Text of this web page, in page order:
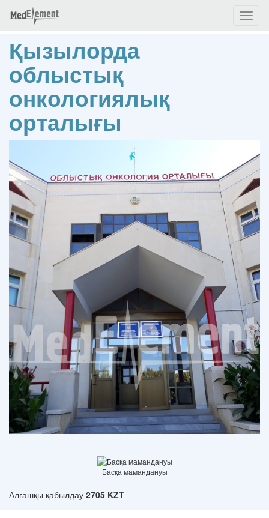
Қызылорда
облыстық
онкологиялық
орталығы
Басқа мамандануы
Алғашқы қабылдау 2705 KZT